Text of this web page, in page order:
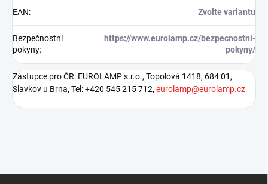
EAN: Zvolte variantu
Bezpečnostní
pokyny:
https://www.eurolamp.cz/bezpecnostni-
pokyny/
Zástupce pro ČR: EUROLAMP s.r.o., Topolová 1418, 684 01,
Slavkov u Brna, Tel: +420 545 215 712, eurolamp@eurolamp.cz